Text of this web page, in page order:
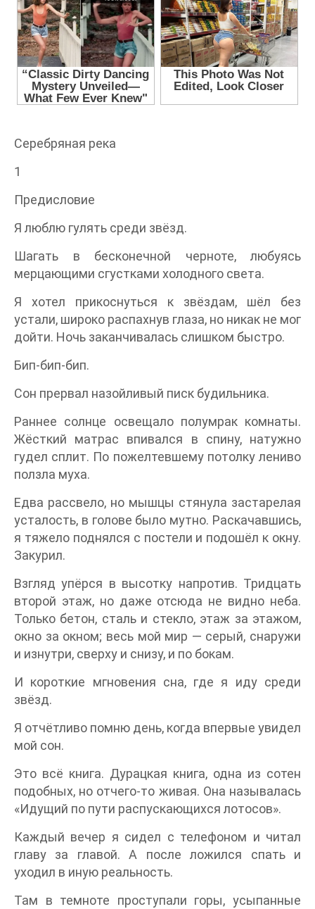
Серебряная река
1
Предисловие
Я люблю гулять среди звёзд.
Шагать в бесконечной черноте, любуясь
мерцающими сгустками холодного света.
Я хотел прикоснуться к звёздам, шёл без
устали, широко распахнув глаза, но никак не мог
дойти. Ночь заканчивалась слишком быстро.
Бип-бип-бип.
Сон прервал назойливый писк будильника.
Раннее солнце освещало полумрак комнаты.
Жёсткий матрас впивался в спину, натужно
гудел сплит. По пожелтевшему потолку лениво
ползла муха.
Едва рассвело, но мышцы стянула застарелая
усталость, в голове было мутно. Раскачавшись,
я тяжело поднялся с постели и подошёл к окну.
Закурил.
Взгляд упёрся в высотку напротив. Тридцать
второй этаж, но даже отсюда не видно неба.
Только бетон, сталь и стекло, этаж за этажом,
окно за окном; весь мой мир — серый, снаружи
и изнутри, сверху и снизу, и по бокам.
И короткие мгновения сна, где я иду среди
звёзд.
Я отчётливо помню день, когда впервые увидел
мой сон.
Это всё книга. Дурацкая книга, одна из сотен
подобных, но отчего-то живая. Она называлась
«Идущий по пути распускающихся лотосов».
Каждый вечер я сидел с телефоном и читал
главу за главой. А после ложился спать и
уходил в иную реальность.
Там в темноте проступали горы, усыпанные